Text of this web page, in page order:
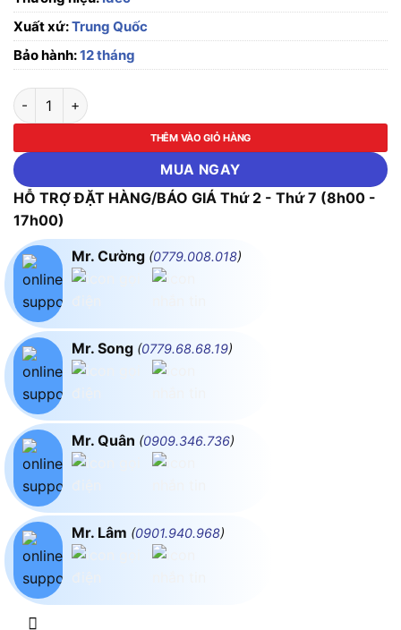
Xuất xứ:Trung Quốc
Bảo hành:12 tháng
Nút nhấn nhả phi 22, có đèn, 24V AC/DC Idec YW1L-
THÊM VÀO GIỎ HÀNG
MUA NGAY
HỖ TRỢ ĐẶT HÀNG/BÁO GIÁ Thứ 2 - Thứ 7 (8h00 -
17h00)
Mr. Cường (0779.008.018)
Mr. Song (0779.68.68.19)
Mr. Quân (0909.346.736)
Mr. Lâm (0901.940.968)